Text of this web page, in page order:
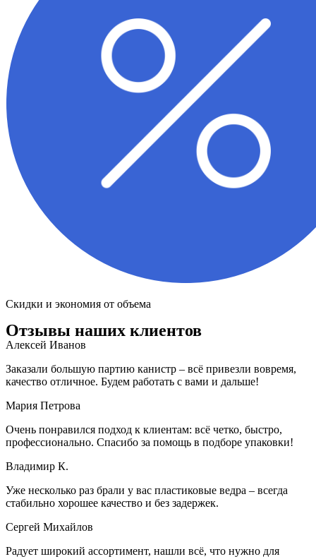
Скидки и экономия от объема
Отзывы наших клиентов
Алексей Иванов
Заказали большую партию канистр – всё привезли вовремя,
качество отличное. Будем работать с вами и дальше!
Мария Петрова
Очень понравился подход к клиентам: всё четко, быстро,
профессионально. Спасибо за помощь в подборе упаковки!
Владимир К.
Уже несколько раз брали у вас пластиковые ведра – всегда
стабильно хорошее качество и без задержек.
Сергей Михайлов
Радует широкий ассортимент, нашли всё, что нужно для